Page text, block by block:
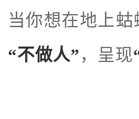
当你想在地上
“不做人” ，呈现